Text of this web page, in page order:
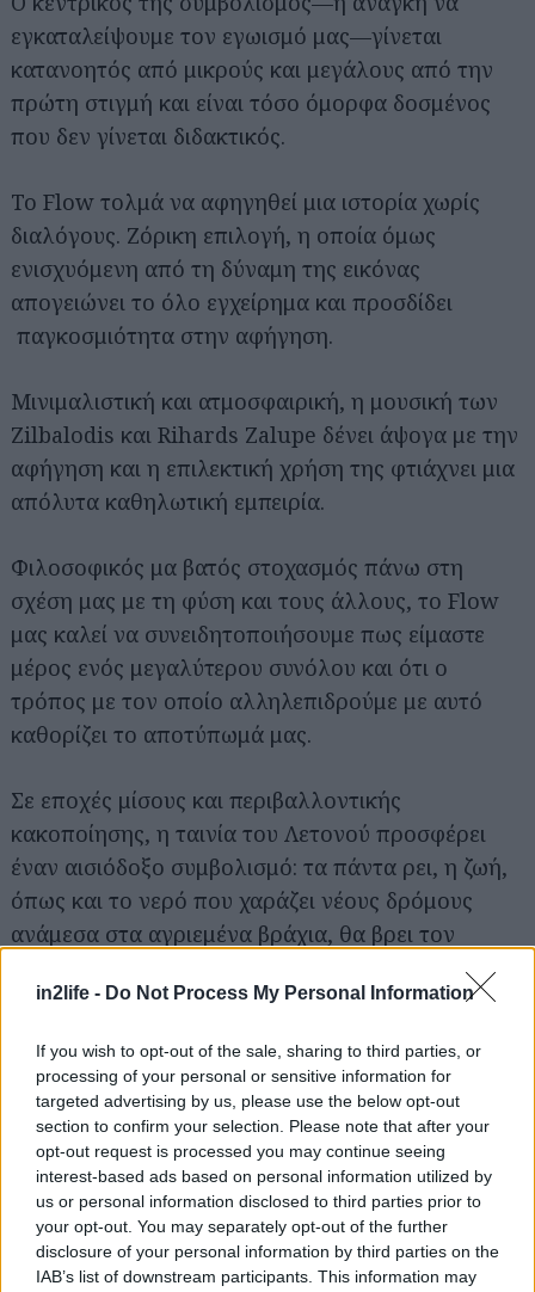
in2life - Do Not Process My Personal Information
If you wish to opt-out of the sale, sharing to third parties, or
processing of your personal or sensitive information for
targeted advertising by us, please use the below opt-out
section to confirm your selection. Please note that after your
opt-out request is processed you may continue seeing
interest-based ads based on personal information utilized by
us or personal information disclosed to third parties prior to
your opt-out. You may separately opt-out of the further
disclosure of your personal information by third parties on the
IAB’s list of downstream participants. This information may
εγκαταλείψουμε τον εγωισμό μας—γίνεται
κατανοητός από μικρούς και μεγάλους από την
πρώτη στιγμή και είναι τόσο όμορφα δοσμένος
που δεν γίνεται διδακτικός.
Το Flow τολμά να αφηγηθεί μια ιστορία χωρίς
διαλόγους. Ζόρικη επιλογή, η οποία όμως
ενισχυόμενη από τη δύναμη της εικόνας
απογειώνει το όλο εγχείρημα και προσδίδει
παγκοσμιότητα στην αφήγηση.
Μινιμαλιστική και ατμοσφαιρική, η μουσική των
Zilbalodis και Rihards Zalupe δένει άψογα με την
αφήγηση και η επιλεκτική χρήση της φτιάχνει μια
απόλυτα καθηλωτική εμπειρία.
Φιλοσοφικός μα βατός στοχασμός πάνω στη
σχέση μας με τη φύση και τους άλλους, το Flow
μας καλεί να συνειδητοποιήσουμε πως είμαστε
μέρος ενός μεγαλύτερου συνόλου και ότι ο
τρόπος με τον οποίο αλληλεπιδρούμε με αυτό
καθορίζει το αποτύπωμά μας.
Σε εποχές μίσους και περιβαλλοντικής
κακοποίησης, η ταινία του Λετονού προσφέρει
έναν αισιόδοξο συμβολισμό: τα πάντα ρει, η ζωή,
όπως και το νερό που χαράζει νέους δρόμους
ανάμεσα στα αγριεμένα βράχια, θα βρει τον
επανέλθει στις ρίζες της Δημιουργίας, ακόμα και
Δες εδώ που παίζεται η ταινία.
Όλες οι Ταινίες
ΤΑΙΝΊΕΣ (ΕΛΛΗΝΙΚΌΣ ΤΊΤΛΟΣ)
ΤΑΙΝΊΕΣ (ΠΡΩΤΌΤΥΠΟΣ ΤΊΤΛΟΣ)
για...